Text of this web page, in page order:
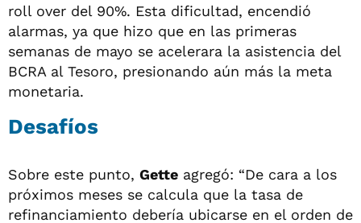
roll over del 90%. Esta dificultad, encendió
alarmas, ya que hizo que en las primeras
semanas de mayo se acelerara la asistencia del
BCRA al Tesoro, presionando aún más la meta
monetaria.
Desafíos
Sobre este punto, Gette agregó: “De cara a los
próximos meses se calcula que la tasa de
refinanciamiento debería ubicarse en el orden de